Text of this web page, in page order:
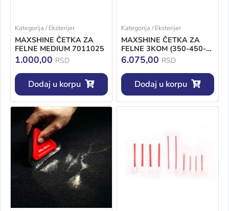
Kategorija / Eksterijer
MAXSHINE ČETKA ZA
FELNE MEDIUM 7011025
1.000,00 RSD
Dodaj u korpu
Kategorija / Eksterijer
MAXSHINE ČETKA ZA
FELNE 3KOM (350-450-
500MM) 704603
6.075,00 RSD
Dodaj u korpu